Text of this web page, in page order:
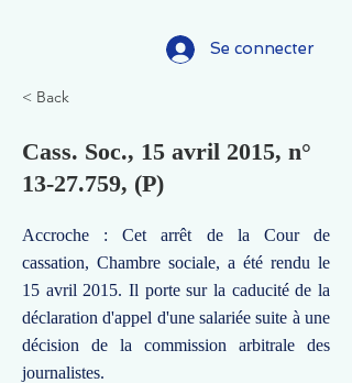
Se connecter
< Back
Cass. Soc., 15 avril 2015, n°
13-27.759, (P)
Accroche : Cet arrêt de la Cour de
cassation, Chambre sociale, a été rendu le
15 avril 2015. Il porte sur la caducité de la
déclaration d'appel d'une salariée suite à une
décision de la commission arbitrale des
journalistes.